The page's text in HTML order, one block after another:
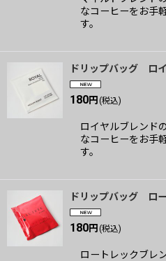
なコーヒーをお手
す。
ドリップバッグ ロ
180円 (税込)
ロイヤルブレンド
なコーヒーをお手
す。
ドリップバッグ ロ
180円 (税込)
ロートレックブレ